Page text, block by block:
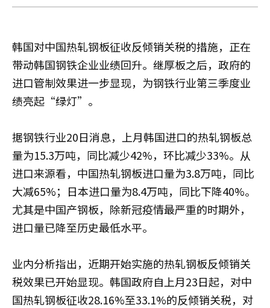
章 小
韩国对中国热轧钢板征收反倾销关税的措施，正在
带动韩国钢铁企业业绩回升。继厚板之后，政府的
进口管制效果进一步显现，为钢铁行业第三季度业
绩亮起“绿灯”。
据钢铁行业20日消息，上月韩国进口的热轧钢板总
量为15.3万吨，同比减少42%，环比减少33%。从
进口来源看，中国热轧钢板进口量为3.8万吨，同比
大减65%；日本进口量为8.4万吨，同比下降40%。
尤其是中国产钢板，除新冠疫情最严重的时期外，
进口量已降至历史最低水平。
业内分析指出，近期开始实施的热轧钢板反倾销关
税效果已开始显现。韩国政府自上月23日起，对中
国热轧钢板征收28.16%至33.1%的反倾销关税，对